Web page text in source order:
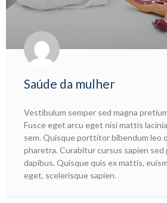
Saúde da mulher
Vestibulum semper sed magna
Fusce eget arcu eget nisi mattis
sem. Quisque porttitor bibendum leo
pharetra. Curabitur cursus sapien sed
dapibus. Quisque quis ex mattis,
eget, scelerisque sapien.